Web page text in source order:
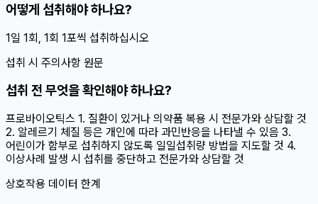
어떻게 섭취해야 하나요?
1일 1회, 1회 1포씩 섭취하십시오
섭취 시 주의사항 원문
섭취 전 무엇을 확인해야 하나요?
프로바이오틱스 1. 질환이 있거나 의약품 복용 시 전문가와 상담할 것
2. 알레르기 체질 등은 개인에 따라 과민반응을 나타낼 수 있음 3.
어린이가 함부로 섭취하지 않도록 일일섭취량 방법을 지도할 것 4.
이상사례 발생 시 섭취를 중단하고 전문가와 상담할 것
상호작용 데이터 한계